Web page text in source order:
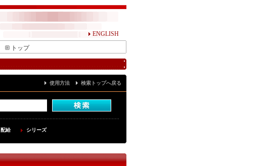
ENGLISH
トップ
使用方法 検索トップへ戻る
配給 シリーズ